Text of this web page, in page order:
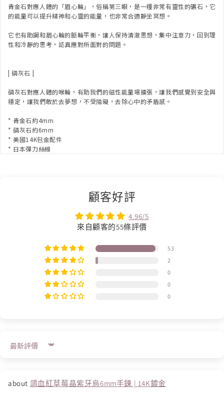
青金石對應人體的「眉心輪」，俗稱第三眼，是一種非常有靈性的礦石，它
的能量可以提升精神和心靈的能量，也非常合適靜坐冥想。
它也有助調和眉心輪的脈輪平衡，讓人保持清澈思想，集中注意力，回到理
性和冷靜的思考，認真應對所面對的問題。
| 磷灰石 |
磷灰石對應人體的喉輪，有助我們的磁性能量場擴張，讓我們感覺到安全與
穩定，讓我們敢於去夢想，不受阻礙，去除心中的矛盾感。
* 青金石約4mm
* 磷灰石約6mm
* 美國14K包金配件
* 日本彈力絲線
顧客好評
4.96/5
來自顧客的55條評價
53
2
0
0
0
Sort by
鴿血紅草莓晶紫牙烏6mm手鍊 | 14K鍍金